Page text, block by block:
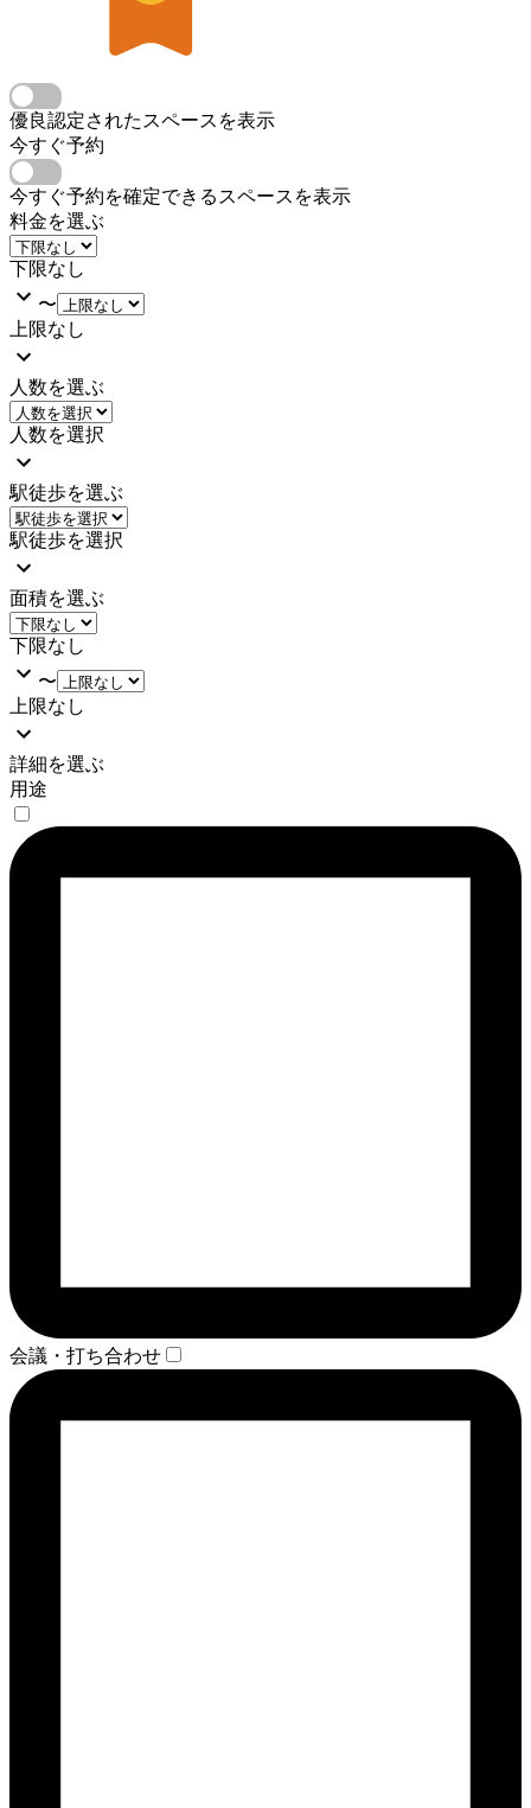
優良認定されたスペースを表示
今すぐ予約
今すぐ予約を確定できるスペースを表示
料金を選ぶ
下限なし
〜
上限なし
人数を選ぶ
人数を選択
駅徒歩を選ぶ
駅徒歩を選択
面積を選ぶ
下限なし
〜
上限なし
詳細を選ぶ
用途
会議・打ち合わせ